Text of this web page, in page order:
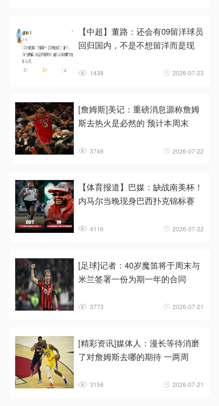
【中超】董路：还会有09留洋球员
回归国内，不是不想留洋而是现
1438 2026-07-23
[詹姆斯]美记：重磅消息源称詹姆
斯去热火是必然的 预计本周末
3749 2026-07-22
【体育报道】巴媒：缺战南美杯！
内马尔当晚现身巴西扑克锦标赛
4116 2026-07-22
[足球]记者：40岁魔笛将于周末与
米兰签署一份为期一年的合同
3773 2026-07-21
[精彩资讯]媒体人：漫长等待消磨
了对詹姆斯去哪的期待 一两周
3158 2026-07-21